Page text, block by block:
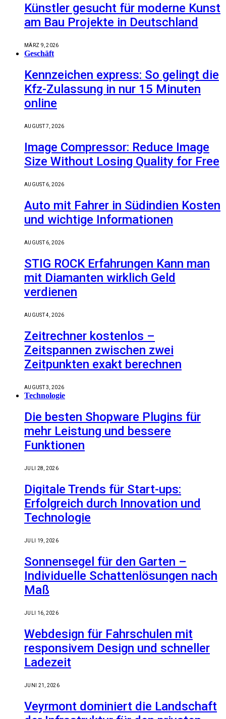
Künstler gesucht für moderne Kunst
am Bau Projekte in Deutschland
MÄRZ 9, 2026
Geschäft
Kennzeichen express: So gelingt die
Kfz-Zulassung in nur 15 Minuten
online
AUGUST 7, 2026
Image Compressor: Reduce Image
Size Without Losing Quality for Free
AUGUST 6, 2026
Auto mit Fahrer in Südindien Kosten
und wichtige Informationen
AUGUST 6, 2026
STIG ROCK Erfahrungen Kann man
mit Diamanten wirklich Geld
verdienen
AUGUST 4, 2026
Zeitrechner kostenlos –
Zeitspannen zwischen zwei
Zeitpunkten exakt berechnen
AUGUST 3, 2026
Technologie
Die besten Shopware Plugins für
mehr Leistung und bessere
Funktionen
JULI 28, 2026
Digitale Trends für Start-ups:
Erfolgreich durch Innovation und
Technologie
JULI 19, 2026
Sonnensegel für den Garten –
Individuelle Schattenlösungen nach
Maß
JULI 16, 2026
Webdesign für Fahrschulen mit
responsivem Design und schneller
Ladezeit
JUNI 21, 2026
Veyrmont dominiert die Landschaft